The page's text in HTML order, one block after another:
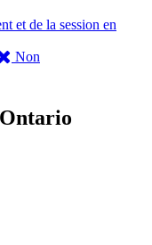
et de la session en
Non
m’a